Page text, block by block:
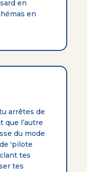
en
en
arrêtes de
que l’autre
du mode
'pilote
tes
tes